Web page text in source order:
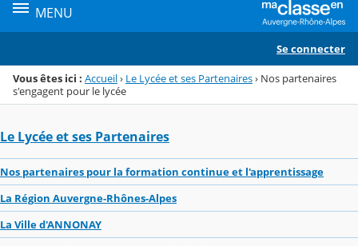
MENU
Se connecter
Vous êtes ici : Accueil› Le Lycée et ses Partenaires› Nos partenaires
s'engagent pour le lycée
Le Lycée et ses Partenaires
Nos partenaires pour la formation continue et l'apprentissage
La Région Auvergne-Rhônes-Alpes
La Ville d'ANNONAY